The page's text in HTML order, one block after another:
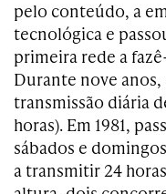
pelo conteúdo, a
tecnológica e
primeira rede a
Durante nove anos,
transmissão diária
horas). Em 1981,
sábados e
a transmitir 24